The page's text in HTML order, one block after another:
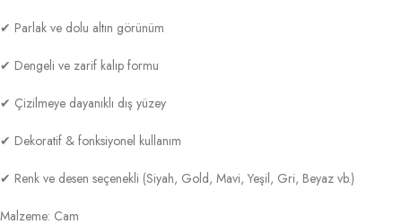
✔ Parlak ve dolu altın görünüm
✔ Dengeli ve zarif kalıp formu
✔ Çizilmeye dayanıklı dış yüzey
✔ Dekoratif & fonksiyonel kullanım
✔ Renk ve desen seçenekli (Siyah, Gold, Mavi, Yeşil, Gri, Beyaz vb.)
Malzeme: Cam